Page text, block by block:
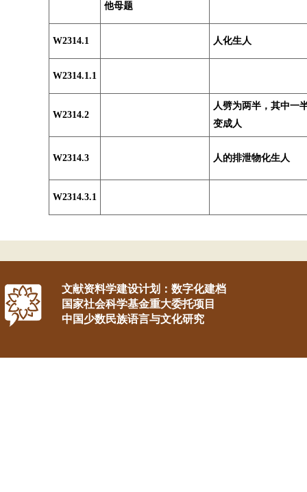
他母题
W2314.1 人化生人
W2314.1.1
W2314.2
人劈为两半，其中一
变成人
W2314.3 人的排泄物化生人
W2314.3.1
文献资料学建设计划：数字化建档
国家社会科学基金重大委托项目
中国少数民族语言与文化研究